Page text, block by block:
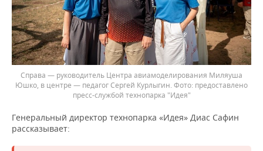
Справа — руководитель Центра авиамоделирования Миляуша
Юшко, в центре — педагог Сергей Курлыгин.
предоставлено
пресс-службой технопарка "Идея"
Генеральный директор технопарка «Идея» Диас Сафин
рассказывает: